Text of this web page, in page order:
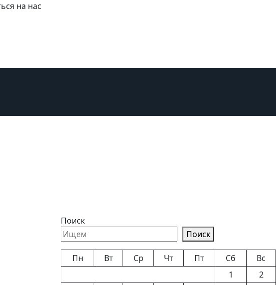
на нас
Поиск
Поиск
Пн Вт Ср Чт Пт Сб
Вс
1
2